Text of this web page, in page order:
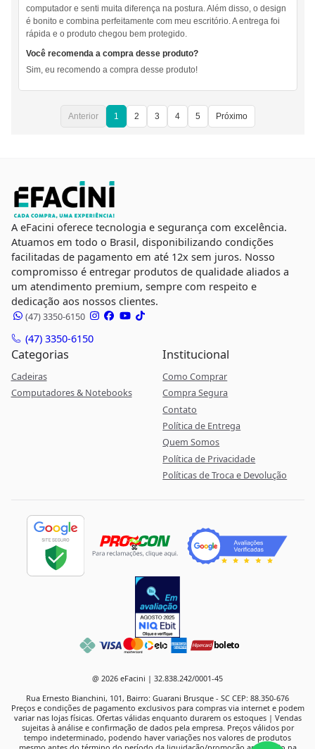
computador e senti muita diferença na postura. Além disso, o design
é bonito e combina perfeitamente com meu escritório. A entrega foi
rápida e o produto chegou bem protegido.
Você recomenda a compra desse produto?
Sim, eu recomendo a compra desse produto!
Anterior 1 2 3 4 5 Próximo
A eFacini oferece tecnologia e segurança com excelência.
Atuamos em todo o Brasil, disponibilizando condições
facilitadas de pagamento em até 12x sem juros. Nosso
compromisso é entregar produtos de qualidade aliados a
um atendimento premium, sempre com respeito e
dedicação aos nossos clientes.
(47) 3350-6150
(47) 3350-6150
Categorias
Cadeiras
Computadores & Notebooks
Institucional
Como Comprar
Compra Segura
Contato
Política de Entrega
Quem Somos
Política de Privacidade
Políticas de Troca e Devolução
boleto
@ 2026 eFacini | 32.838.242/0001-45
Rua Ernesto Bianchini, 101, Bairro: Guarani Brusque - SC CEP: 88.350-676
Preços e condições de pagamento exclusivos para compras via internet e podem
variar nas lojas físicas. Ofertas válidas enquanto durarem os estoques | Vendas
sujeitas à análise e confirmação de dados pela empresa. Preços válidos por
tempo indeterminado, podendo haver variações nos valores de produtos